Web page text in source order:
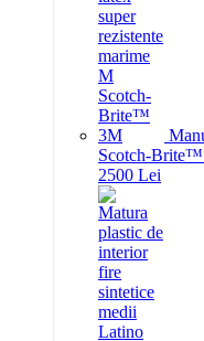
Scotch-
2500 Lei